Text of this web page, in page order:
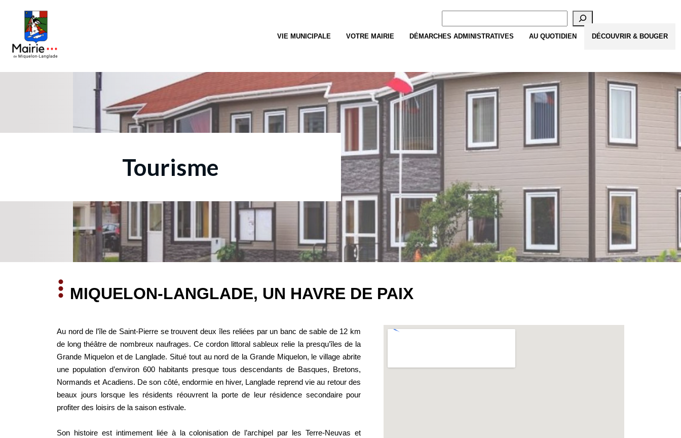
VIE MUNICIPALE VOTRE MAIRIE DÉMARCHES ADMINISTRATIVES AU QUOTIDIEN DÉCOUVRIR & BOUGER
Tourisme
MIQUELON-LANGLADE, UN HAVRE DE PAIX
Au nord de l’île de Saint-Pierre se trouvent deux îles reliées par un banc de sable de 12 km
de long théâtre de nombreux naufrages. Ce cordon littoral sableux relie la presqu’îles de la
Grande Miquelon et de Langlade. Situé tout au nord de la Grande Miquelon, le village abrite
une population d’environ 600 habitants presque tous descendants de Basques, Bretons,
Normands et Acadiens. De son côté, endormie en hiver, Langlade reprend vie au retour des
beaux jours lorsque les résidents réouvrent la porte de leur résidence secondaire pour
profiter des loisirs de la saison estivale.
Son histoire est intimement liée à la colonisation de l’archipel par les Terre-Neuvas et